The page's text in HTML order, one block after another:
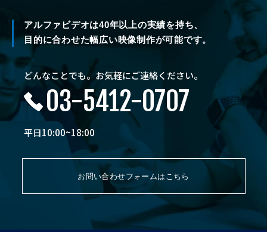
アルファビデオは40年以上の実績を持ち、
目的に合わせた幅広い映像制作が可能です。
どんなことでも。お気軽にご連絡ください。
03-5412-0707
平日10:00~18:00
お問い合わせフォームはこちら